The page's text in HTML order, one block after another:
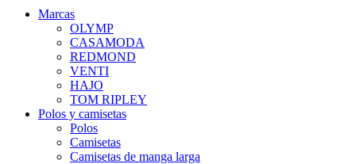
Marcas
OLYMP
CASAMODA
REDMOND
VENTI
HAJO
TOM RIPLEY
Polos y camisetas
Polos
Camisetas
Camisetas de manga larga